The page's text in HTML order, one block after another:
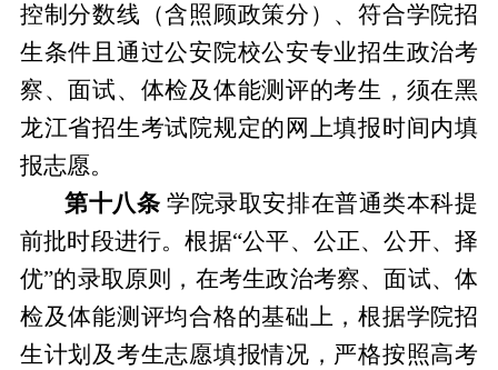
控制分数线（含照顾政策分）、符合学院招
生条件且通过公安院校公安专业招生政治考
察、面试、体检及 体能测评的考生，须在黑
龙江省招生考试院规定的网上填报时间内填
报志愿。
第十八条 学院录取安排在普通类本科提
前批时段进行。根据“公平、公正、公开、择
优”的录取原则，在考生政治考察、面试、体
检及体能测评均合格的基础上，根据学院招
生计划及考生志愿填报情况，严格按照高考